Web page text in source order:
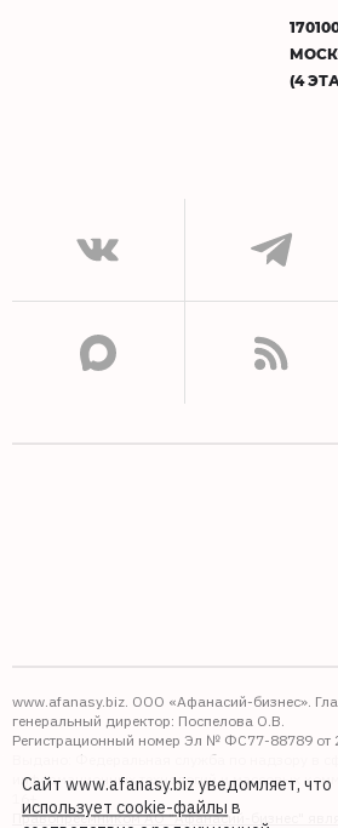
(4
www.afanasy.biz. ООО «Афанасий-бизнес».
генеральный директор: Поспелова О.В.
Регистрационный номер Эл № ФС77-88789 от
Выдано: Федеральная служба по надзору в
информационных технологий и массовых
Правопреемником АО "Афанасий-бизнес"
Сайт www.afanasy.biz уведомляет, что
использует cookie-файлы в